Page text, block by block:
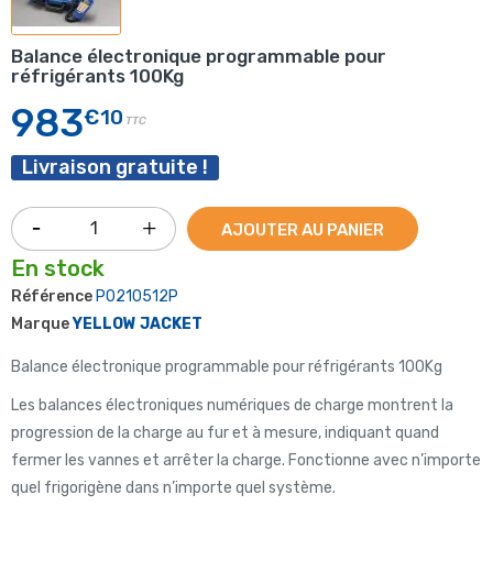
Balance électronique programmable pour
réfrigérants 100Kg
983€10 TTC
Livraison gratuite !
AJOUTER AU PANIER
En stock
Référence P0210512P
MarqueYELLOW JACKET
Balance électronique programmable pour réfrigérants 100Kg
Les balances électroniques numériques de charge montrent la
progression de la charge au fur et à mesure, indiquant quand
fermer les vannes et arrêter la charge. Fonctionne avec n’importe
quel frigorigène dans n’importe quel système.